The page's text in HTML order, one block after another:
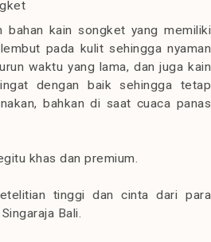
bahan kain songket yang memiliki
pada kulit sehingga nyaman
waktu yang lama, dan juga kain
dengan baik sehingga tetap
bahkan di saat cuaca panas
khas dan premium.
tinggi dan cinta dari para
Bali.